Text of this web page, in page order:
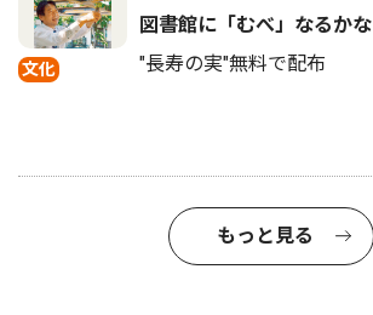
文化
図書館に「むべ」なるかな
"長寿の実"無料で配布
もっと見る